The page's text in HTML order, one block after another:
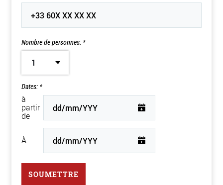
Nombre de personnes: *
1
Dates: *
à
partir
de
À
SOUMETTRE